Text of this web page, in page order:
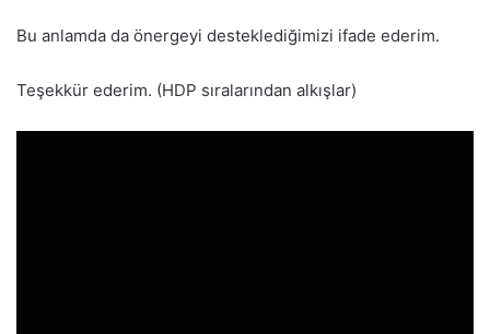
Bu anlamda da önergeyi desteklediğimizi ifade ederim.
Teşekkür ederim. (HDP sıralarından alkışlar)